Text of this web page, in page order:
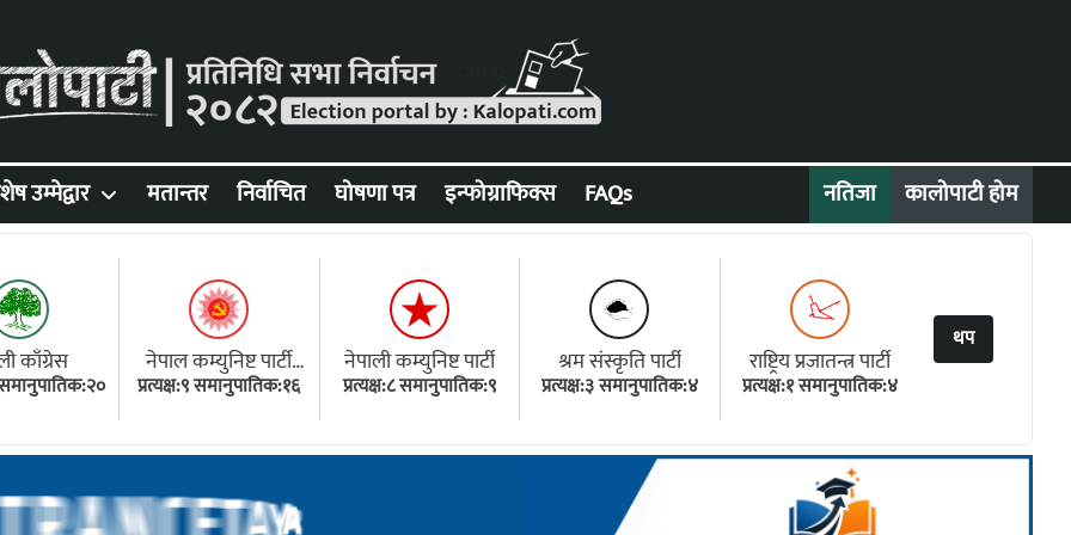
नतिजा कालोपाटी होम
उम्मेद्वार मतान्तर निर्वाचित घोषणा पत्र इन्फोग्राफिक्स FAQs
काँग्रेस
समानुपातिक:२०
नेपाल कम्युनिष्ट पार्टी
(एमाले)
प्रत्यक्ष:९ समानुपातिक:१६
नेपाली कम्युनिष्ट पार्टी
प्रत्यक्ष:८ समानुपातिक:९
श्रम संस्कृति पार्टी
प्रत्यक्ष:३ समानुपातिक:४
राष्ट्रिय प्रजातन्त्र पार्टी
प्रत्यक्ष:१ समानुपातिक:४
थप